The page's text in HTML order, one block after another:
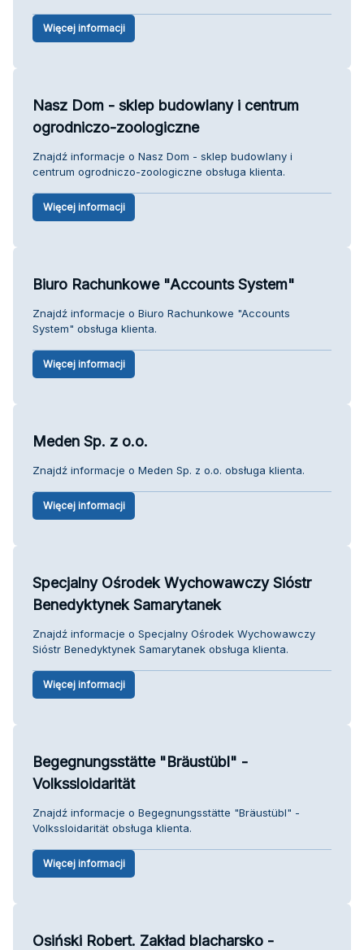
Więcej informacji
Nasz Dom - sklep budowlany i centrum
ogrodniczo-zoologiczne
Znajdź informacje o Nasz Dom - sklep budowlany i
centrum ogrodniczo-zoologiczne obsługa klienta.
Więcej informacji
Biuro Rachunkowe "Accounts System"
Znajdź informacje o Biuro Rachunkowe "Accounts
System" obsługa klienta.
Więcej informacji
Meden Sp. z o.o.
Znajdź informacje o Meden Sp. z o.o. obsługa klienta.
Więcej informacji
Specjalny Ośrodek Wychowawczy Sióstr
Benedyktynek Samarytanek
Znajdź informacje o Specjalny Ośrodek Wychowawczy
Sióstr Benedyktynek Samarytanek obsługa klienta.
Więcej informacji
Begegnungsstätte "Bräustübl" -
Volkssloidarität
Znajdź informacje o Begegnungsstätte "Bräustübl" -
Volkssloidarität obsługa klienta.
Więcej informacji
Osiński Robert. Zakład blacharsko -